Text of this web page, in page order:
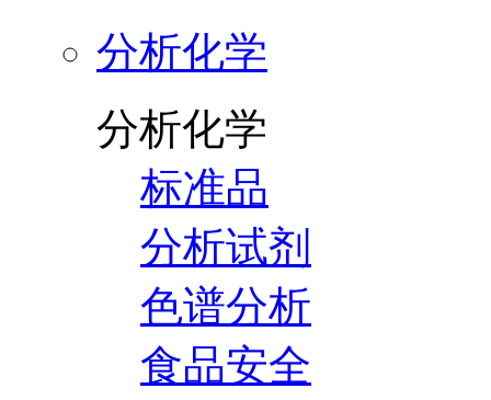
分析化学
分析化学
标准品
分析试剂
色谱分析
食品安全